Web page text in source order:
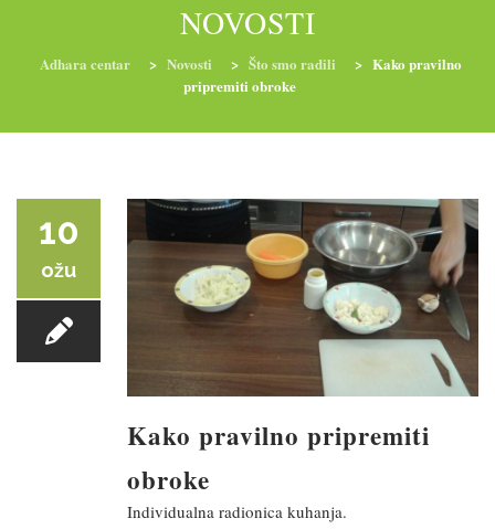
PROGRAMI PREHRANE PRIRODNO MRŠAVLJENJE
YOGA I TRENINZI
NOVOSTI
Adhara centar > Novosti > Što smo radili > Kako pravilno
pripremiti obroke
10
ožu
Kako pravilno pripremiti
obroke
Individualna radionica kuhanja.